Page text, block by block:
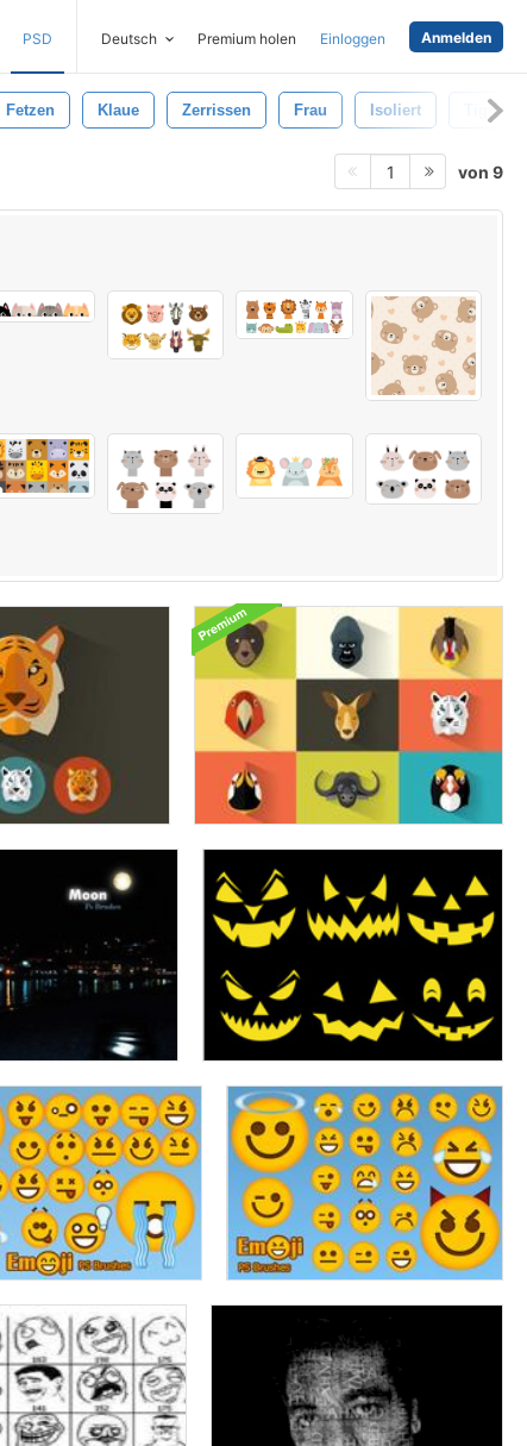
PSD Deutsch Premium holen Einloggen Anmelden
Fetzen Klaue Zerrissen Frau Isoliert Tiger
1 von 9